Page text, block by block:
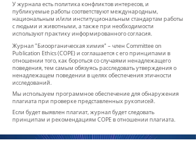
У журнала есть политика конфликтов интересов, и
публикуемые работы соответствуют международным,
национальным и/или институциональным стандартам работы
с людьми и животными, а также при необходимости
используют практику информированного согласия.​
Журнал "Биоорганическая химия" – член Committee on
Publication Ethics (COPE) и соглашается с его принципами в
отношении того, как бороться со случаями ненадлежащего
поведения, тем самым обязуясь расследовать утверждения о
ненадлежащем поведении в целях обеспечения этичности
исследований.
Мы используем программное обеспечение для обнаружения
плагиата при проверке представленных рукописей.​
Если будет выявлен плагиат, журнал будет следовать
принципам и рекомендациям COPE в отношении плагиата.